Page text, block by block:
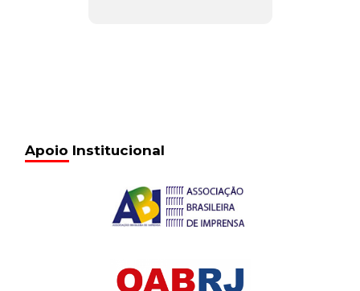
Apoio Institucional